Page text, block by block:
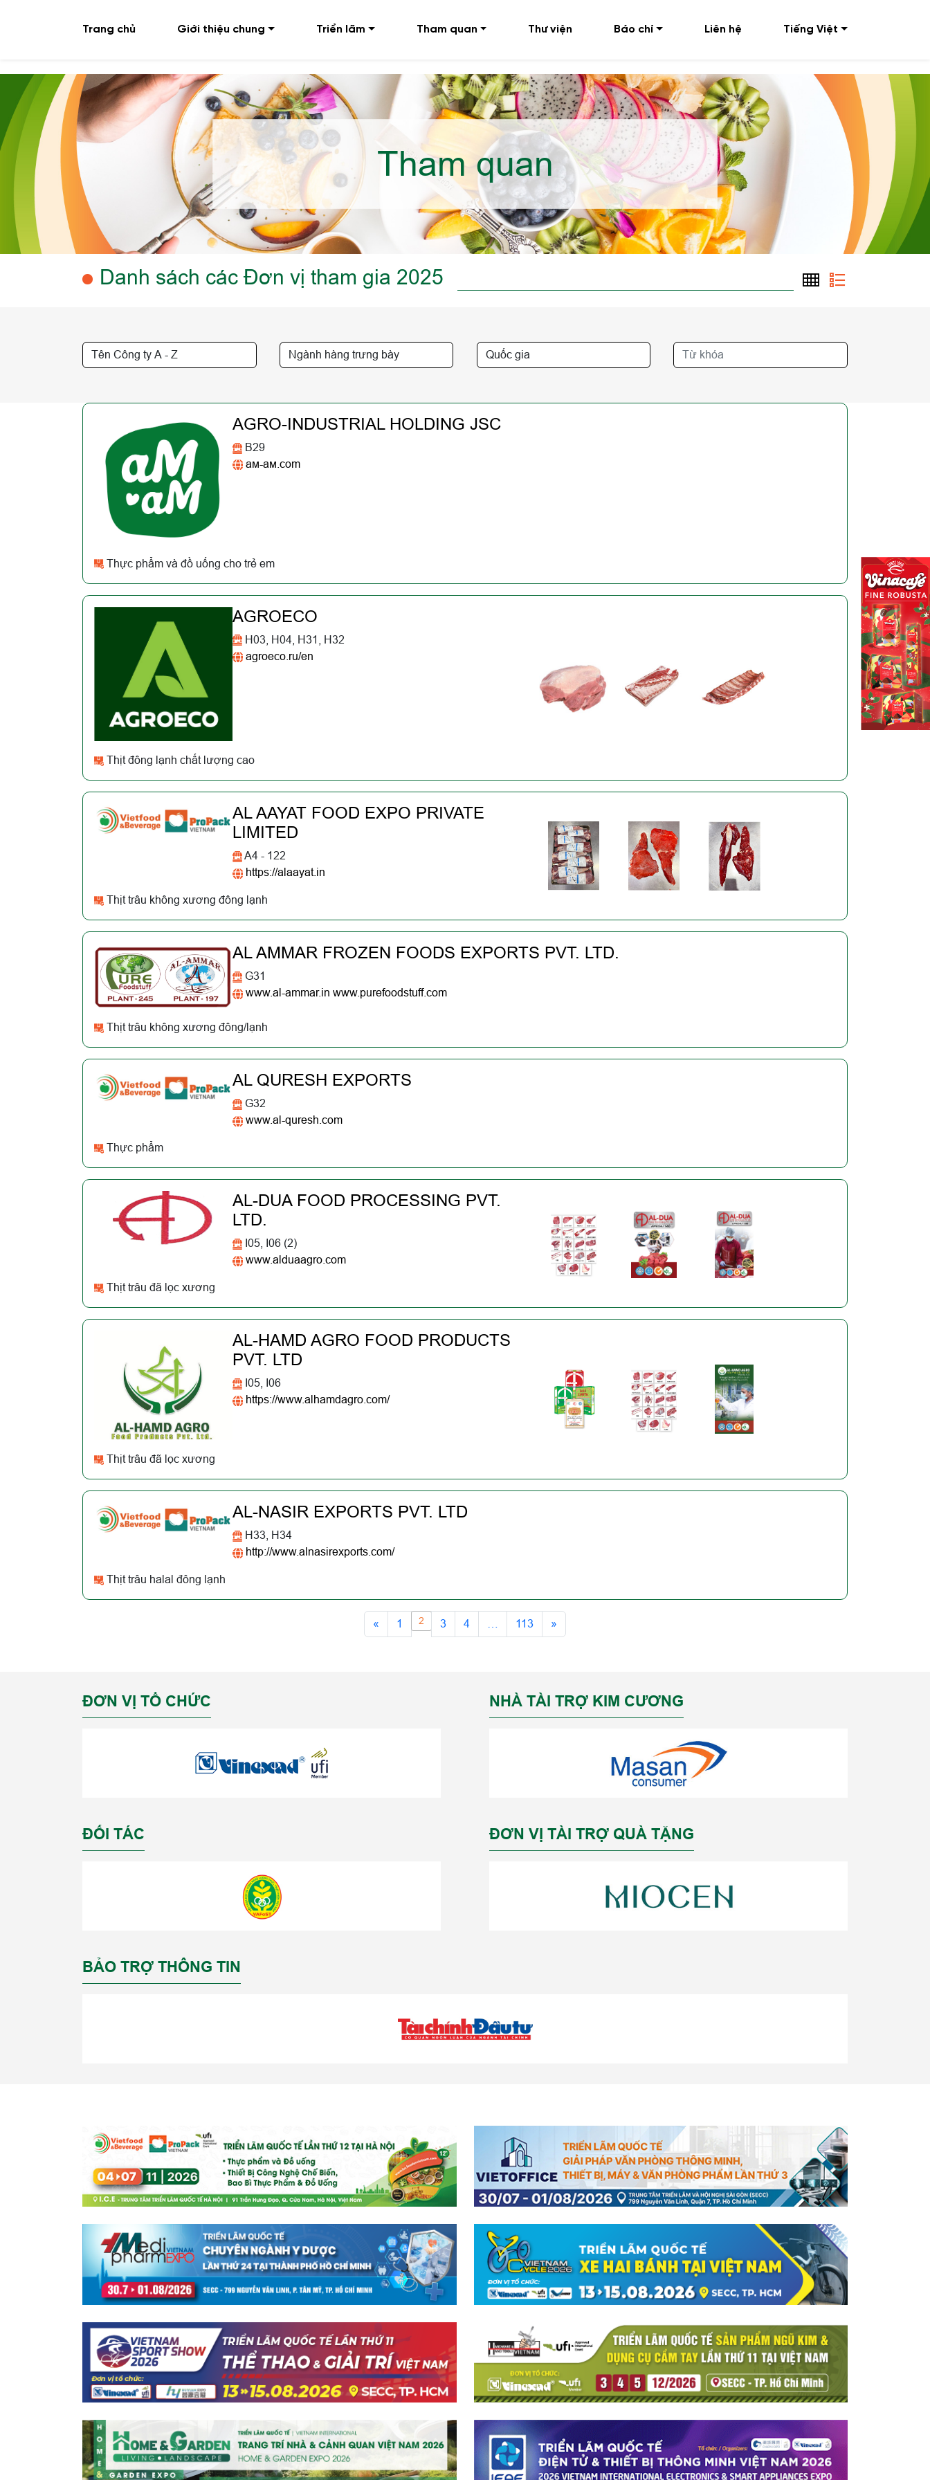
Trang chủ Giới thiệu chung Triển lãm Tham quan Thư viện Báo chí Liên hệ Tiếng Việt
Tham quan
Danh sách các Đơn vị tham gia 2025
AGRO-INDUSTRIAL HOLDING JSC
B29
ам-ам.com
Thực phẩm và đồ uống cho trẻ em
AGROECO
H03, H04, H31, H32
agroeco.ru/en
Thịt đông lạnh chất lượng cao
AL AAYAT FOOD EXPO PRIVATE
LIMITED
A4 - 122
https://alaayat.in
Thịt trâu không xương đông lạnh
AL AMMAR FROZEN FOODS EXPORTS PVT. LTD.
G31
www.al-ammar.in www.purefoodstuff.com
Thịt trâu không xương đông/lạnh
AL QURESH EXPORTS
G32
www.al-quresh.com
Thực phẩm
AL-DUA FOOD PROCESSING PVT.
LTD.
I05, I06 (2)
www.alduaagro.com
Thịt trâu đã lọc xương
AL-HAMD AGRO FOOD PRODUCTS
PVT. LTD
I05, I06
https://www.alhamdagro.com/
Thịt trâu đã lọc xương
AL-NASIR EXPORTS PVT. LTD
H33, H34
http://www.alnasirexports.com/
Thịt trâu halal đông lạnh
« 1 2 3 4 113 »
ĐƠN VỊ TỔ CHỨC NHÀ TÀI TRỢ KIM CƯƠNG
ĐỐI TÁC ĐƠN VỊ TÀI TRỢ QUÀ TẶNG
BẢO TRỢ THÔNG TIN